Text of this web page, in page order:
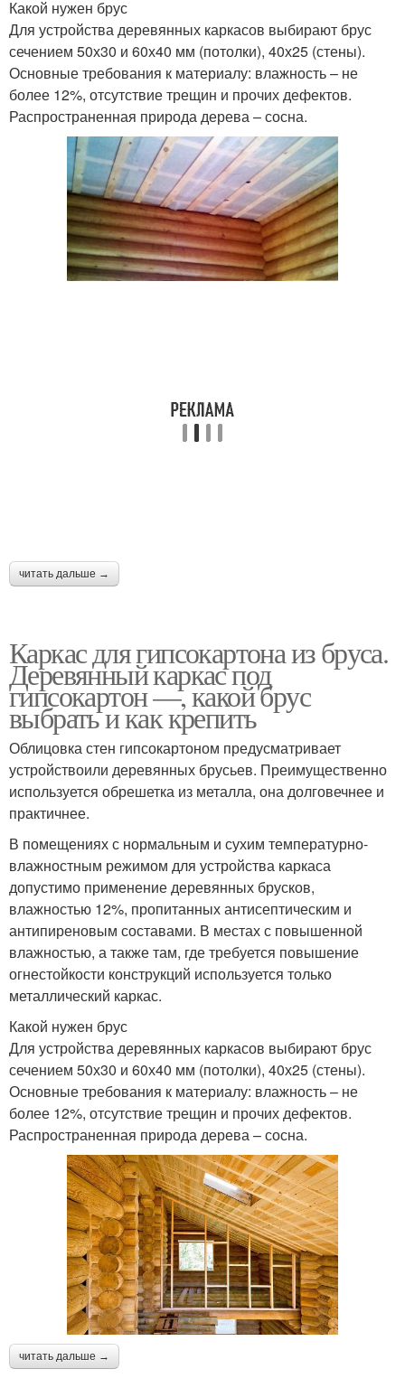
Какой нужен брус
Для устройства деревянных каркасов выбирают брус
сечением 50х30 и 60х40 мм (потолки), 40х25 (стены).
Основные требования к материалу: влажность – не
более 12%, отсутствие трещин и прочих дефектов.
Распространенная природа дерева – сосна.
читать дальше →
Каркас для гипсокартона из бруса.
Деревянный каркас под
гипсокартон —, какой брус
выбрать и как крепить
Облицовка стен гипсокартоном предусматривает
устройствоили деревянных брусьев. Преимущественно
используется обрешетка из металла, она долговечнее и
практичнее.
В помещениях с нормальным и сухим температурно-
влажностным режимом для устройства каркаса
допустимо применение деревянных брусков,
влажностью 12%, пропитанных антисептическим и
антипиреновым составами. В местах с повышенной
влажностью, а также там, где требуется повышение
огнестойкости конструкций используется только
металлический каркас.
Какой нужен брус
Для устройства деревянных каркасов выбирают брус
сечением 50х30 и 60х40 мм (потолки), 40х25 (стены).
Основные требования к материалу: влажность – не
более 12%, отсутствие трещин и прочих дефектов.
Распространенная природа дерева – сосна.
читать дальше →